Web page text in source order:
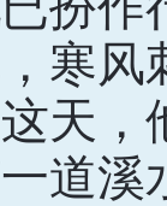
寒
天，
道